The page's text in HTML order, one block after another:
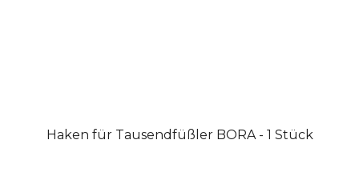
Haken für Tausendfüßler BORA - 1 Stück